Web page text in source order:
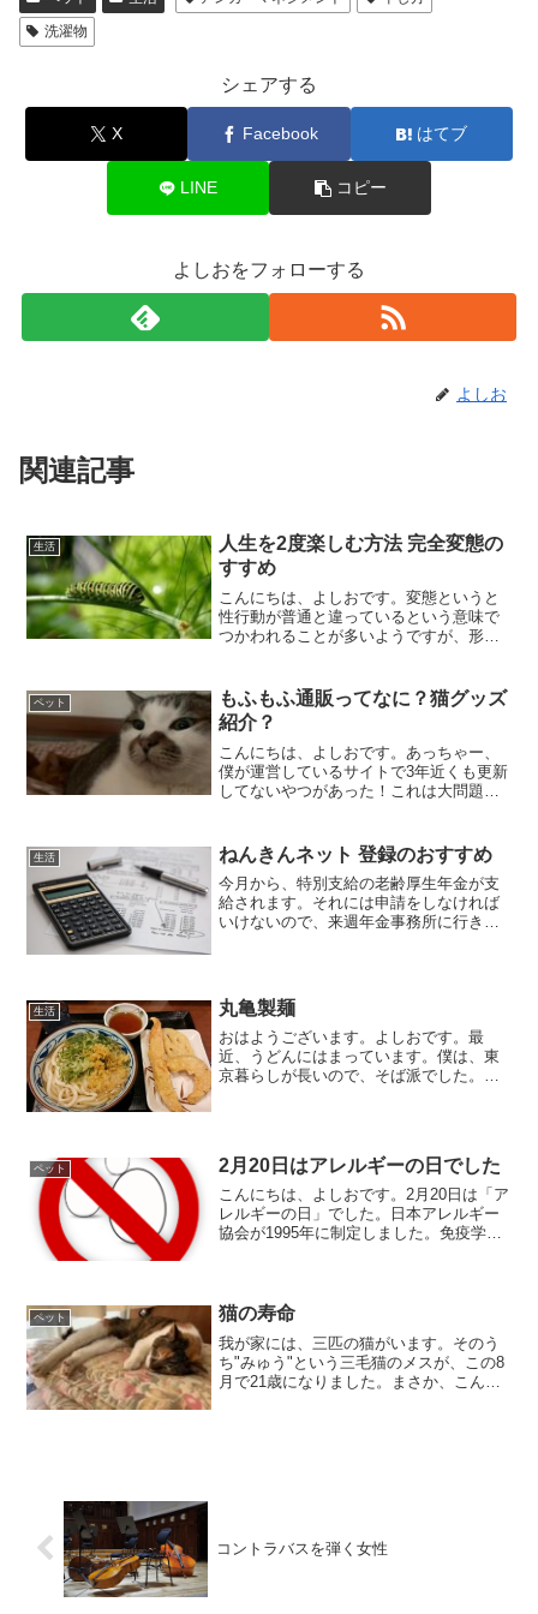
洗濯物
シェアする
X Facebook はてブ
LINE コピー
よしおをフォローする
よしお
関連記事
生活
人生を2度楽しむ方法 完全変態の
すすめ
こんにちは、よしおです。変態というと
性行動が普通と違っているという意味で
つかわれることが多いようですが、形や
さんに当てはめると定年後、会社員時代
とまったく違うことをする...
ペット
もふもふ通販ってなに？猫グッズ
紹介？
こんにちは、よしおです。あっちゃー、
僕が運営しているサイトで3年近くも更新
してないやつがあった！これは大問題で
心に紹介していこうと思ったんだけど全
然です。
生活 ねんきんネット 登録のおすすめ
今月から、特別支給の老齢厚生年金が支
給されます。それには申請をしなければ
いけないので、来週年金事務所に行きま
トを利用しています。
生活 丸亀製麺
おはようございます。よしおです。最
近、うどんにはまっています。僕は、東
京暮らしが長いので、そば派でした。し
らうどんで、あとはラー...
ペット 2月20日はアレルギーの日でした
こんにちは、よしおです。2月20日は「ア
レルギーの日」でした。日本アレルギー
協会が1995年に制定しました。免疫学者
アレル...
ペット 猫の寿命
我が家には、三匹の猫がいます。そのう
ち"みゅう"という三毛猫のメスが、この8
月で21歳になりました。まさか、こんな
コントラバスを弾く女性